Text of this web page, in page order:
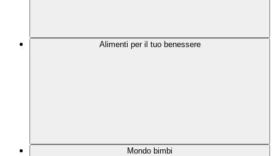
Alimenti per il tuo benessere
Mondo bimbi